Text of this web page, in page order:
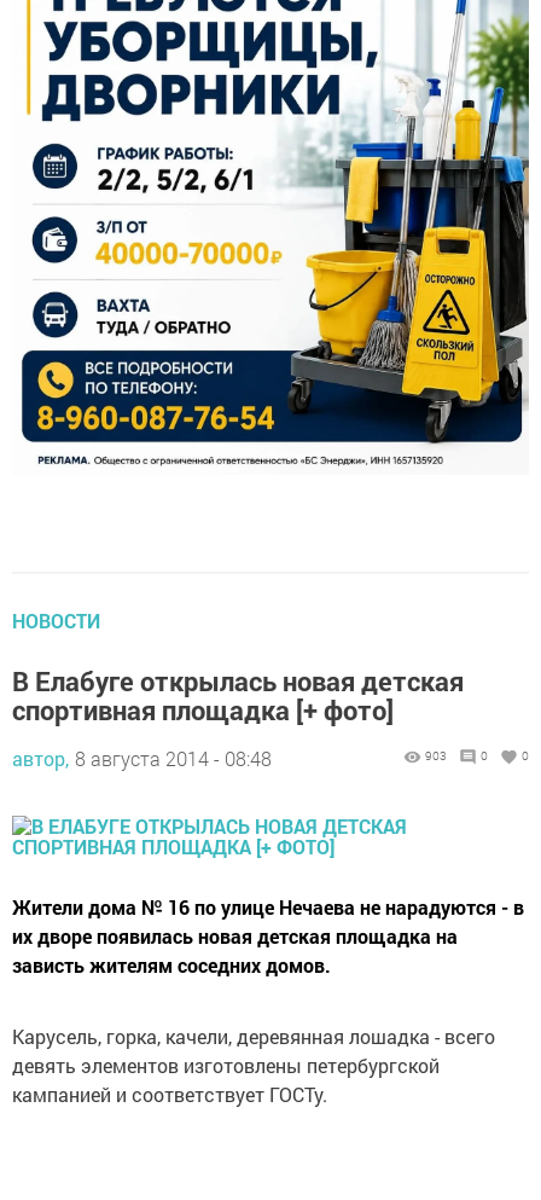
НОВОСТИ
В Елабуге открылась новая детская
спортивная площадка [+ фото]
автор, 8 августа 2014 - 08:48 903 0 0
Жители дома № 16 по улице Нечаева не нарадуются - в
их дворе появилась новая детская площадка на
зависть жителям соседних домов.
Карусель, горка, качели, деревянная лошадка - всего
девять элементов изготовлены петербургской
кампанией и соответствует ГОСТу.